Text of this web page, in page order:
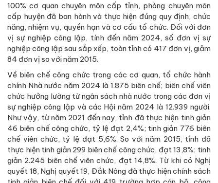
100% cơ quan chuyên môn cấp tỉnh, phòng chuyên môn
cấp huyện đã ban hành và thực hiện đúng quy định, chức
năng, nhiệm vụ, quyền hạn và cơ cấu tổ chức. Đối với đơn
vị sự nghiệp công lập, tính đến năm 2024, số đơn vị sự
nghiệp công lập sau sắp xếp, toàn tỉnh có 417 đơn vị, giảm
84 đơn vị so với năm 2015.
Về biên chế công chức trong các cơ quan, tổ chức hành
chính Nhà nước năm 2024 là 1.875 biên chế; biên chế viên
chức hưởng lường từ ngân sách nhà nước trong các đơn vị
sự nghiệp công lập và các Hội năm 2024 là 12.939 người.
Như vậy, từ năm 2021 đến nay, tỉnh đã thực hiện tinh giản
46 biên chế công chức, tỷ lệ đạt 2,4%; tinh giản 776 biên
chế viên chức, tỷ lệ đạt 5,6%. So với năm 2015, tỉnh đã
thực hiện tinh giản 299 biên chế công chức, đạt 13,8%; tinh
giản 2.245 biên chế viên chức, đạt 14,8%. Từ khi có Nghị
quyết 18, Nghị quyết 19, Đắk Nông đã thực hiện chính sách